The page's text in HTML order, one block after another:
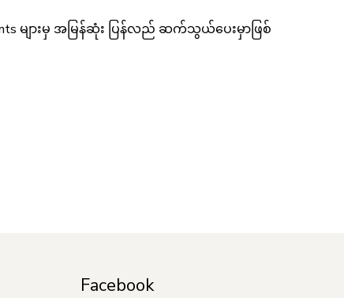
များမှ အမြန်ဆုံး ပြန်လည် ဆက်သွယ်ပေးမှာဖြစ်
Facebook